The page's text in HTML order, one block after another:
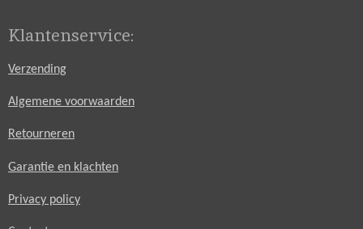
Klantenservice:
Verzending
Algemene voorwaarden
Retourneren
Garantie en klachten
Privacy policy